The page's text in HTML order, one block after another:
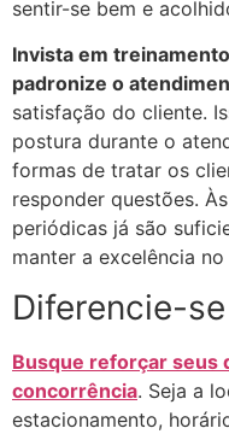
sentir-se bem e
Invista em
padronize o
satisfação do cliente.
postura durante o
formas de tratar os
responder questões.
periódicas já são
manter a excelência
Diferencie-se
Busque reforçar seus
concorrência. Seja a
estacionamento,